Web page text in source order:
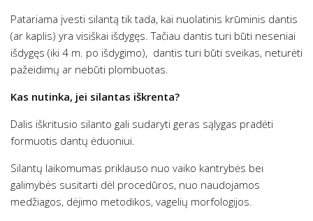
Patariama įvesti silantą tik tada, kai nuolatinis krūminis dantis
(ar kaplis) yra visiškai išdygęs. Tačiau dantis turi būti neseniai
išdygęs (iki 4 m. po išdygimo), dantis turi būti sveikas, neturėti
pažeidimų ar nebūti plombuotas.
Kas nutinka, jei silantas iškrenta?
Dalis iškritusio silanto gali sudaryti geras sąlygas pradėti
formuotis dantų ėduoniui.
Silantų laikomumas priklauso nuo vaiko kantrybės bei
galimybės susitarti dėl procedūros, nuo naudojamos
medžiagos, dėjimo metodikos, vagelių morfologijos.